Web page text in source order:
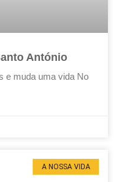
António
e muda uma vida No
A NOSSA VIDA